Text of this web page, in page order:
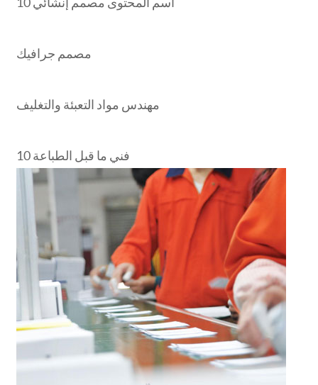
مصمم جرافيك
مهندس مواد التعبئة والتغليف
10 فني ما قبل الطباعة